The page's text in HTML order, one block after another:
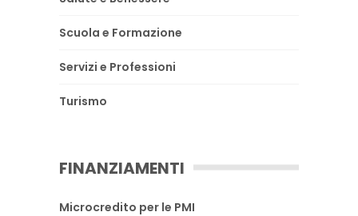
Scuola e Formazione
Servizi e Professioni
Turismo
FINANZIAMENTI
Microcredito per le PMI